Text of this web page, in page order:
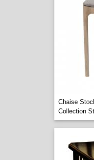
Chaise
Collection